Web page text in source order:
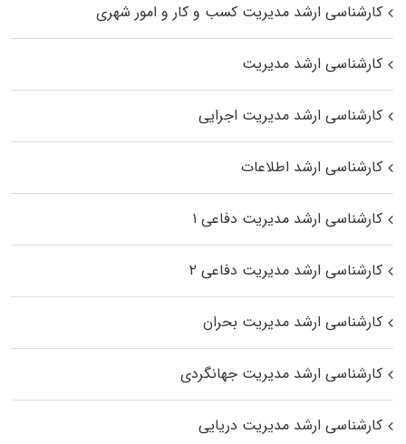
کارشناسی ارشد مدیریت کسب و کار و امور شهری
کارشناسی ارشد مدیریت
کارشناسی ارشد مدیریت اجرایی
کارشناسی ارشد اطلاعات
کارشناسی ارشد مدیریت دفاعی ۱
کارشناسی ارشد مدیریت دفاعی ۲
کارشناسی ارشد مدیریت بحران
کارشناسی ارشد مدیریت جهانگردی
کارشناسی ارشد مدیریت دریایی